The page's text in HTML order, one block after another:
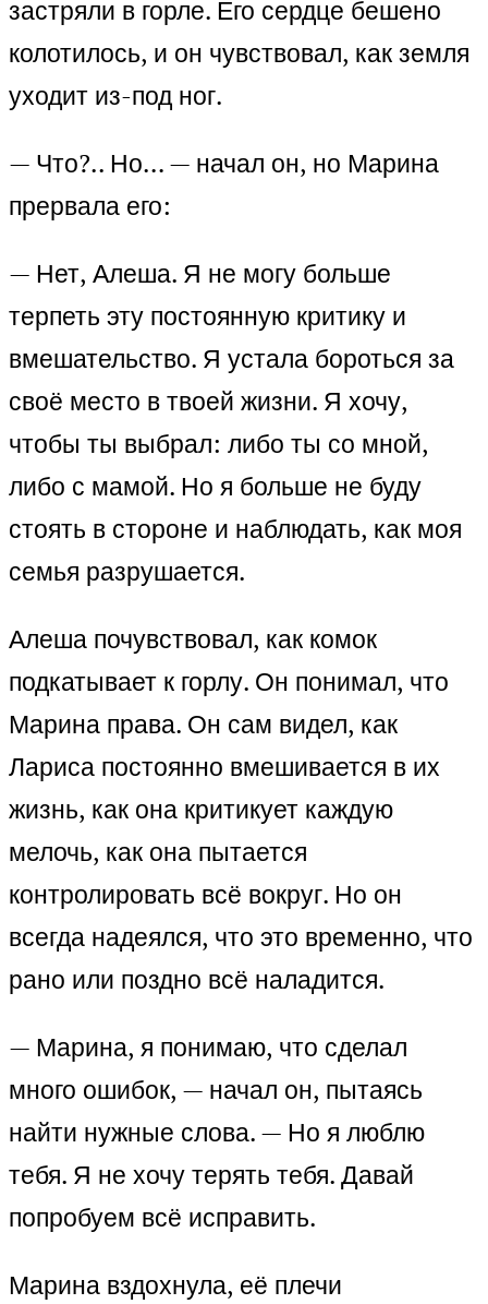
застряли в горле. Его сердце бешено
колотилось, и он чувствовал, как земля
уходит из-под ног.
— Что?.. Но… — начал он, но Марина
прервала его:
— Нет, Алеша. Я не могу больше
терпеть эту постоянную критику и
вмешательство. Я устала бороться за
своё место в твоей жизни. Я хочу,
чтобы ты выбрал: либо ты со мной,
либо с мамой. Но я больше не буду
стоять в стороне и наблюдать, как моя
семья разрушается.
Алеша почувствовал, как комок
подкатывает к горлу. Он понимал, что
Марина права. Он сам видел, как
Лариса постоянно вмешивается в их
жизнь, как она критикует каждую
мелочь, как она пытается
контролировать всё вокруг. Но он
всегда надеялся, что это временно, что
рано или поздно всё наладится.
— Марина, я понимаю, что сделал
много ошибок, — начал он, пытаясь
найти нужные слова. — Но я люблю
тебя. Я не хочу терять тебя. Давай
попробуем всё исправить.
Марина вздохнула, её плечи